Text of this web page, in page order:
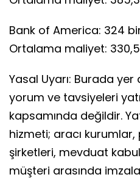
Bank of America: 324
Ortalama maliyet:
Yasal Uyarı: Burada yer
yorum ve tavsiyeleri
kapsamında değildir.
hizmeti; aracı
şirketleri, mevduat
müşteri arasında